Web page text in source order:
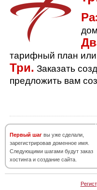
тарифный план или
Три. Заказать
предложить вам
Первый шаг вы уже сделали,
зарегистрировав доменное имя.
Следующими шагами будут заказ
хостинга и создание сайта.